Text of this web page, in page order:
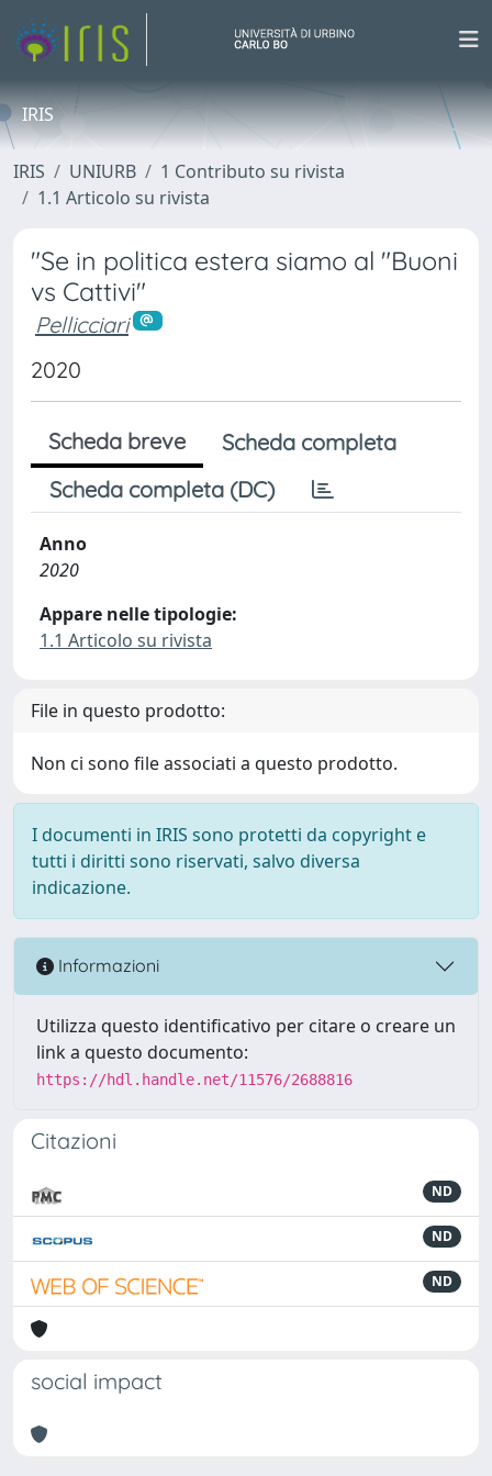
IRIS
IRIS UNIURB
1 Contributo su rivista
1.1 Articolo su rivista
"Se in politica estera siamo al "Buoni
vs Cattivi"
Pellicciari
2020
Scheda breve
Scheda completa
Scheda completa (DC)
Anno
2020
Appare nelle tipologie:
1.1 Articolo su rivista
File in questo prodotto:
Non ci sono file associati a questo prodotto.
I documenti in IRIS sono protetti da copyright e
tutti i diritti sono riservati, salvo diversa
indicazione.
Informazioni
Utilizza questo identificativo per citare o creare un
link a questo documento:
https://hdl.handle.net/11576/2688816
Citazioni
ND
ND
ND
social impact